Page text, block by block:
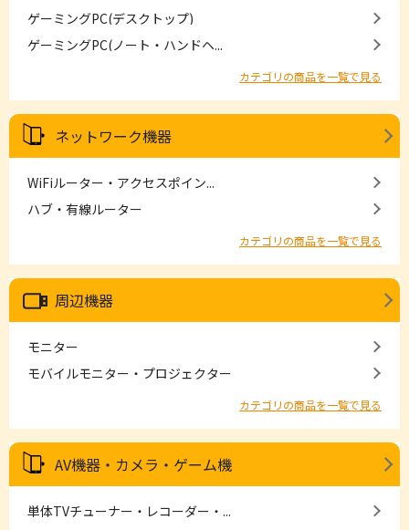
ゲーミングPC(デスクトップ)
ゲーミングPC(ノート・ハンドヘ...
カテゴリの商品を一覧で見る
ネットワーク機器
WiFiルーター・アクセスポイン...
ハブ・有線ルーター
カテゴリの商品を一覧で見る
周辺機器
モニター
モバイルモニター・プロジェクター
カテゴリの商品を一覧で見る
AV機器・カメラ・ゲーム機
単体TVチューナー・レコーダー・...